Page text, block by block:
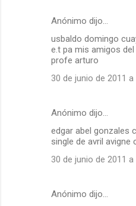
Anónimo dijo…
usbaldo domingo
e.t pa mis amigos del
profe arturo
30 de junio de 2011 a
Anónimo dijo…
edgar abel gonzales
single de avril avigne
30 de junio de 2011 a
Anónimo dijo…